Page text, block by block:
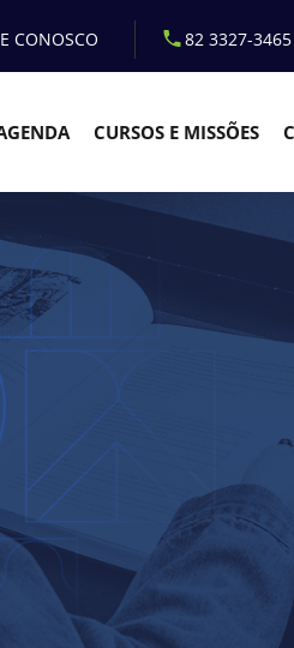
CONOSCO 82 3327-3465
CURSOS E MISSÕES